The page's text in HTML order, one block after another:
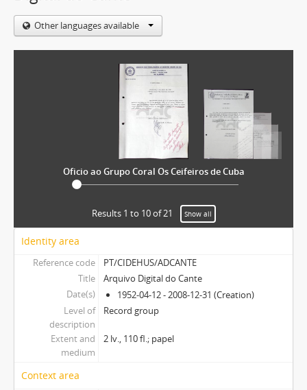
Other languages available
Oficio ao Grupo Coral Os Ceifeiros de Cuba
Results 1 to 10 of 21 Show all
Identity area
Reference code
PT/CIDEHUS/ADCANTE
Title
Arquivo Digital do Cante
Date(s)
1952-04-12 - 2008-12-31 (Creation)
Level of
description
Record group
Extent and
medium
2 lv., 110 fl.; papel
Context area